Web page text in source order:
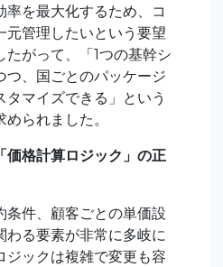
を最大化するため、コ
元管理したいという要望
がって、「 1つの基幹シ
つ、国ごとのパッケージ
マイズできる」という
られました。
格計算ロジック」の正
条件、顧客ごとの単価設
わる要素が非常に多岐に
ジックは複雑で変更も容